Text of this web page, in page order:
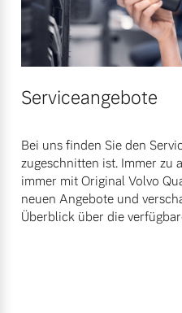
Serviceangebote
Bei uns finden Sie den
zugeschnitten ist. Immer zu
immer mit Original Volvo
neuen Angebote und
Überblick über die